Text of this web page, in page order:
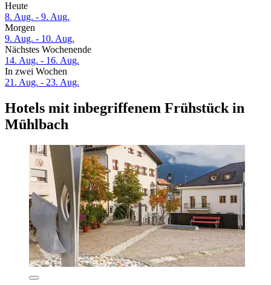
Heute
8. Aug. - 9. Aug.
Morgen
9. Aug. - 10. Aug.
Nächstes Wochenende
14. Aug. - 16. Aug.
In zwei Wochen
21. Aug. - 23. Aug.
Hotels mit inbegriffenem Frühstück in
Mühlbach